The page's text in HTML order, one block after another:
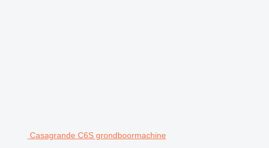
Casagrande C6S grondboormachine